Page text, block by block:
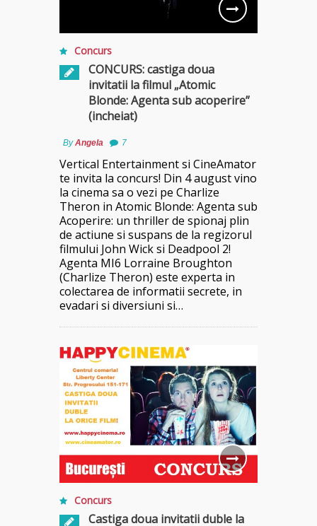
Concurs
CONCURS: castiga doua
invitatii la filmul „Atomic
Blonde: Agenta sub acoperire”
(incheiat)
ByAngela 7
Vertical Entertainment si CineAmator
te invita la concurs! Din 4 august vino
la cinema sa o vezi pe Charlize
Theron in Atomic Blonde: Agenta sub
Acoperire: un thriller de spionaj plin
de actiune si suspans de la regizorul
filmului John Wick si Deadpool 2!
Agenta MI6 Lorraine Broughton
(Charlize Theron) este experta in
colectarea de informatii secrete, in
evadari si diversiuni si…
Concurs
Castiga doua invitatii duble la